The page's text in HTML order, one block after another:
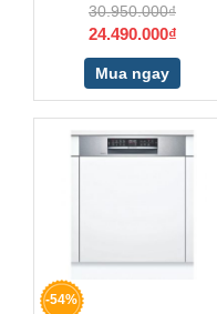
30.950.000₫
24.490.000₫
Mua ngay
-54%